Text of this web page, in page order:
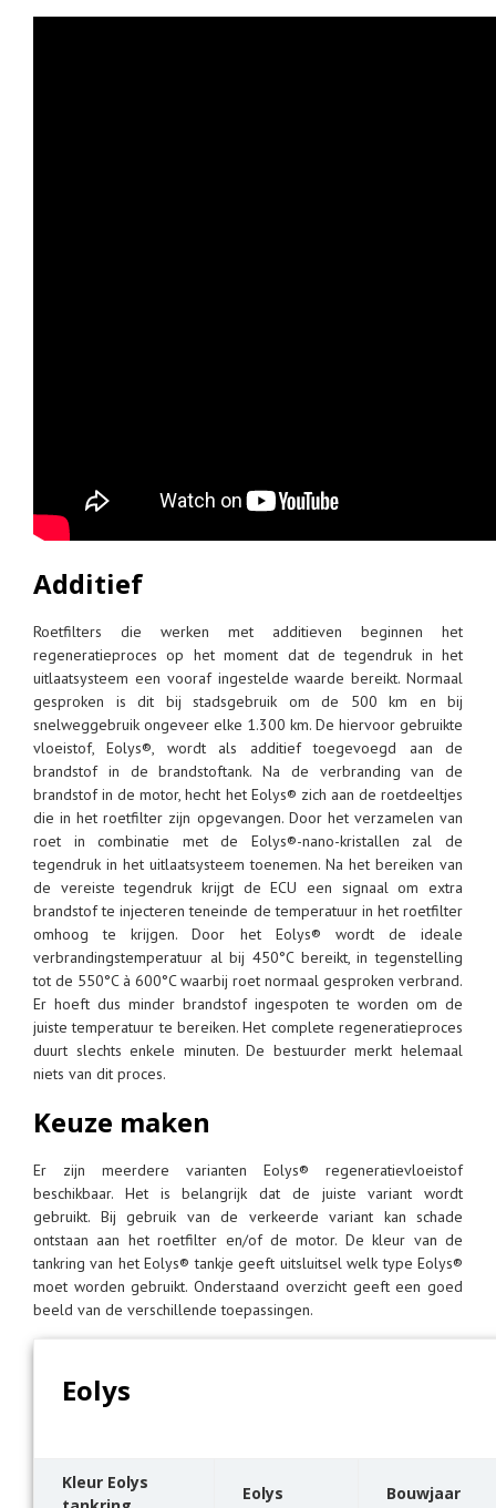
Additief
Roetfilters die werken met additieven beginnen het
regeneratieproces op het moment dat de tegendruk in het
uitlaatsysteem een vooraf ingestelde waarde bereikt. Normaal
gesproken is dit bij stadsgebruik om de 500 km en bij
snelweggebruik ongeveer elke 1.300 km. De hiervoor gebruikte
vloeistof, Eolys®, wordt als additief toegevoegd aan de
brandstof in de brandstoftank. Na de verbranding van de
brandstof in de motor, hecht het Eolys® zich aan de roetdeeltjes
die in het roetfilter zijn opgevangen. Door het verzamelen van
roet in combinatie met de Eolys®-nano-kristallen zal de
tegendruk in het uitlaatsysteem toenemen. Na het bereiken van
de vereiste tegendruk krijgt de ECU een signaal om extra
brandstof te injecteren teneinde de temperatuur in het roetfilter
omhoog te krijgen. Door het Eolys® wordt de ideale
verbrandingstemperatuur al bij 450°C bereikt, in tegenstelling
tot de 550°C à 600°C waarbij roet normaal gesproken verbrand.
Er hoeft dus minder brandstof ingespoten te worden om de
juiste temperatuur te bereiken. Het complete regeneratieproces
duurt slechts enkele minuten. De bestuurder merkt helemaal
niets van dit proces.
Keuze maken
Er zijn meerdere varianten Eolys® regeneratievloeistof
beschikbaar. Het is belangrijk dat de juiste variant wordt
gebruikt. Bij gebruik van de verkeerde variant kan schade
ontstaan aan het roetfilter en/of de motor. De kleur van de
tankring van het Eolys® tankje geeft uitsluitsel welk type Eolys®
moet worden gebruikt. Onderstaand overzicht geeft een goed
beeld van de verschillende toepassingen.
Eolys
Kleur Eolys
Eolys Bouwjaar